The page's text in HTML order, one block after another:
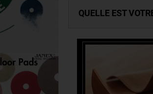
QUELLE EST